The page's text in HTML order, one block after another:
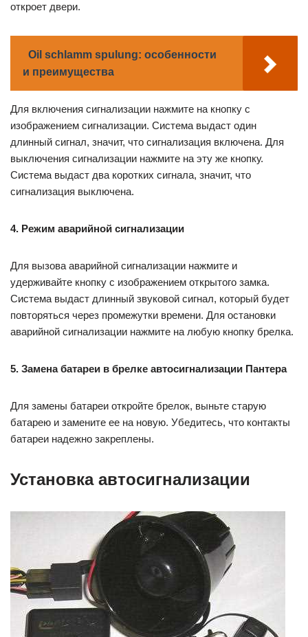
откроет двери.
Oil schlamm spulung: особенности
и преимущества
Для включения сигнализации нажмите на кнопку с
изображением сигнализации. Система выдаст один
длинный сигнал, значит, что сигнализация включена. Для
выключения сигнализации нажмите на эту же кнопку.
Система выдаст два коротких сигнала, значит, что
сигнализация выключена.
4. Режим аварийной сигнализации
Для вызова аварийной сигнализации нажмите и
удерживайте кнопку с изображением открытого замка.
Система выдаст длинный звуковой сигнал, который будет
повторяться через промежутки времени. Для остановки
аварийной сигнализации нажмите на любую кнопку брелка.
5. Замена батареи в брелке автосигнализации Пантера
Для замены батареи откройте брелок, выньте старую
батарею и замените ее на новую. Убедитесь, что контакты
батареи надежно закреплены.
Установка автосигнализации